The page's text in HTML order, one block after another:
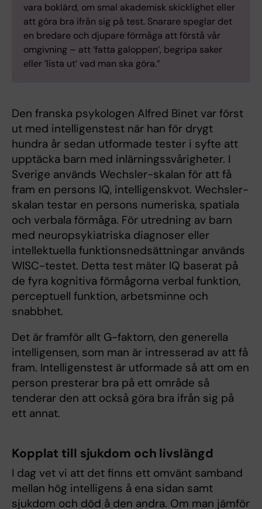
vara boklärd, om smal akademisk skicklighet eller
att göra bra ifrån sig på test. Snarare speglar det
en bredare och djupare förmåga att förstå vår
omgivning – att ’fatta galoppen’, begripa saker
eller ’lista ut’ vad man ska göra.”
Den franska psykologen Alfred Binet var först
ut med intelligenstest när han för drygt
hundra år sedan utformade tester i syfte att
upptäcka barn med inlärningssvårigheter. I
Sverige används Wechsler-skalan för att få
fram en persons IQ, intelligenskvot. Wechsler-
skalan testar en persons numeriska, spatiala
och verbala förmåga. För utredning av barn
med neuropsykiatriska diagnoser eller
intellektuella funktionsnedsättningar används
WISC-testet. Detta test mäter IQ baserat på
de fyra kognitiva förmågorna verbal funktion,
perceptuell funktion, arbetsminne och
snabbhet.
Det är framför allt G-faktorn, den generella
intelligensen, som man är intresserad av att få
fram. Intelligenstest är utformade så att om en
person presterar bra på ett område så
tenderar den att också göra bra ifrån sig på
ett annat.
Kopplat till sjukdom och livslängd
I dag vet vi att det finns ett omvänt samband
mellan hög intelligens å ena sidan samt
sjukdom och död å den andra. Om man jämför